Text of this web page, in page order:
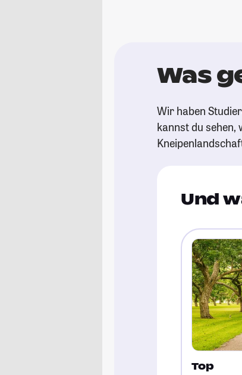
Was
Wir haben
kannst du sehen,
Und
Top